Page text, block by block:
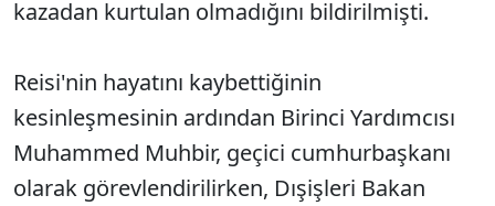
kazadan kurtulan olmadığını bildirilmişti.
Reisi'nin hayatını kaybettiğinin
kesinleşmesinin ardından Birinci Yardımcısı
Muhammed Muhbir, geçici cumhurbaşkanı
olarak görevlendirilirken, Dışişleri Bakan